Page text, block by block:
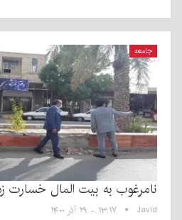
جامعه
نامرغوب به بیت المال خسارت
Javid ۱۳:۱۷ - ۲۹ آذر ۱۴۰۰